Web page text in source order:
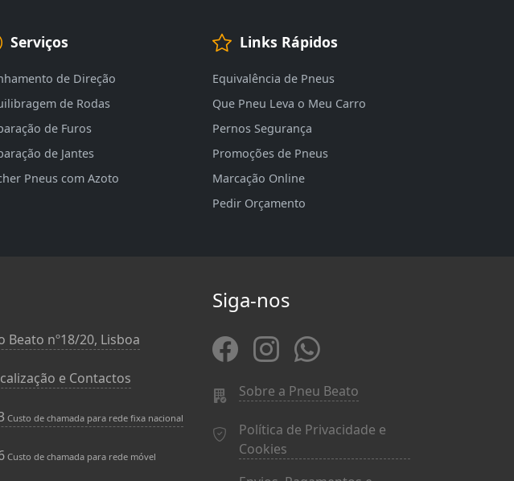
Serviços
de Direção
de Rodas
de Furos
de Jantes
Pneus com Azoto
Links Rápidos
Equivalência de Pneus
Que Pneu Leva o Meu Carro
Pernos Segurança
Promoções de Pneus
Marcação Online
Pedir Orçamento
Beato nº18/20, Lisboa
e Contactos
Custo de chamada para rede fixa nacional
Custo de chamada para rede móvel
Siga-nos
Sobre a Pneu Beato
Política de Privacidade e
Cookies